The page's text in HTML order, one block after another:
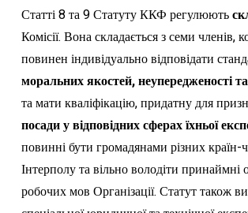
Статті 8 та 9 Статуту ККФ регулюють
Комісії. Вона складається з семи членів,
повинен індивідуально відповідати
моральних якостей, неупередженості
та мати кваліфікацію, придатну для
посади у відповідних сферах їхньої
повинні бути громадянами різних країн-
Інтерполу та вільно володіти принаймні
робочих мов Організації. Статут також